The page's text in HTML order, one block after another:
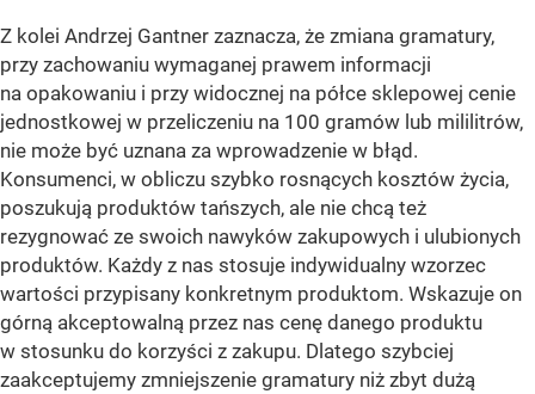
Z kolei Andrzej Gantner zaznacza, że zmiana gramatury,
przy zachowaniu wymaganej prawem informacji
na opakowaniu i przy widocznej na półce sklepowej cenie
jednostkowej w przeliczeniu na 100 gramów lub mililitrów,
nie może być uznana za wprowadzenie w błąd.
Konsumenci, w obliczu szybko rosnących kosztów życia,
poszukują produktów tańszych, ale nie chcą też
rezygnować ze swoich nawyków zakupowych i ulubionych
produktów. Każdy z nas stosuje indywidualny wzorzec
wartości przypisany konkretnym produktom. Wskazuje on
górną akceptowalną przez nas cenę danego produktu
w stosunku do korzyści z zakupu. Dlatego szybciej
zaakceptujemy zmniejszenie gramatury niż zbyt dużą